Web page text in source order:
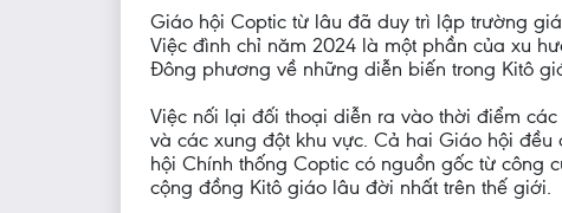
Giáo hội Coptic từ lâu đã duy trì lập trường
Việc đình chỉ năm 2024 là một phần của xu
Đông phương về những diễn biến trong Kitô
Việc nối lại đối thoại diễn ra vào thời điểm
và các xung đột khu vực. Cả hai Giáo hội
hội Chính thống Coptic có nguồn gốc từ công
cộng đồng Kitô giáo lâu đời nhất trên thế giới.